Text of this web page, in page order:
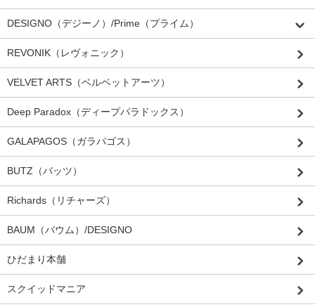
DESIGNO（デジーノ）/Prime（プライム）
REVONIK（レヴォニック）
VELVET ARTS（ベルベットアーツ）
Deep Paradox（ディープパラドックス）
GALAPAGOS（ガラパゴス）
BUTZ（バッツ）
Richards（リチャーズ）
BAUM（バウム）/DESIGNO
ひだまり本舗
スクイッドマニア